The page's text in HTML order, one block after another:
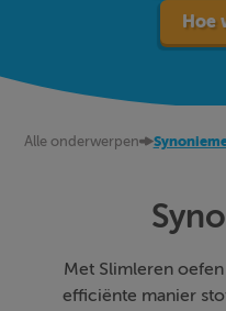
Hoe
Alle onderwerpen
Met Slimleren
efficiënte manier